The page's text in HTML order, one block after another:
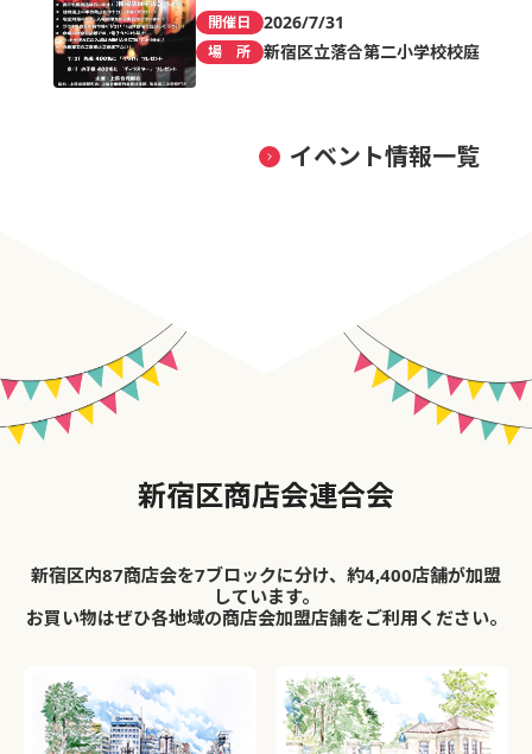
開催日 2026/7/31
場 所 新宿区立落合第二小学校校庭
イベント情報一覧
新宿区商店会連合会
新宿区内87商店会を7ブロックに分け、約4,400店舗が加盟
しています。
お買い物はぜひ各地域の商店会加盟店舗をご利用ください。